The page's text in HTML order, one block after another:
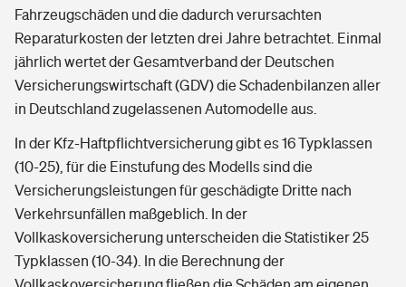
Fahrzeugschäden und die dadurch verursachten
Reparaturkosten der letzten drei Jahre betrachtet. Einmal
jährlich wertet der Gesamtverband der Deutschen
Versicherungswirtschaft (GDV) die Schadenbilanzen aller
in Deutschland zugelassenen Automodelle aus.
In der Kfz-Haftpflichtversicherung gibt es 16 Typklassen
(10-25), für die Einstufung des Modells sind die
Versicherungsleistungen für geschädigte Dritte nach
Verkehrsunfällen maßgeblich. In der
Vollkaskoversicherung unterscheiden die Statistiker 25
Typklassen (10-34). In die Berechnung der